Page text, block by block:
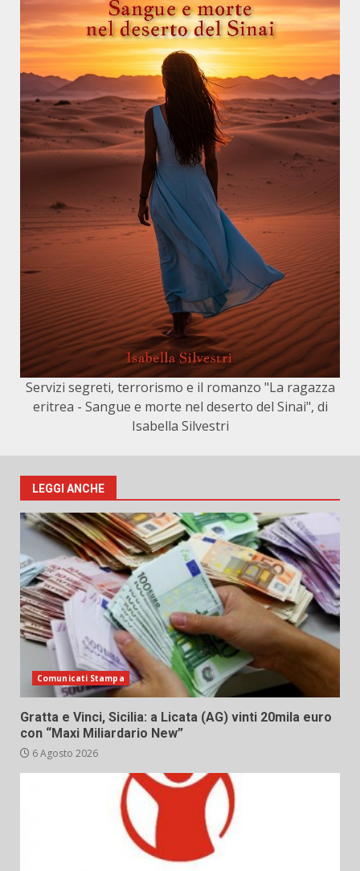
Servizi segreti, terrorismo e il romanzo "La ragazza
eritrea - Sangue e morte nel deserto del Sinai", di
Isabella Silvestri
LEGGI ANCHE
Comunicati Stampa
Gratta e Vinci, Sicilia: a Licata (AG) vinti 20mila euro
con “Maxi Miliardario New”
6 Agosto 2026